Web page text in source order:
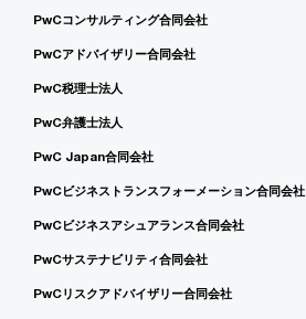
PwCコンサルティング合同会社
PwCアドバイザリー合同会社
PwC税理士法人
PwC弁護士法人
PwC Japan合同会社
PwCビジネストランスフォーメーション合同会社
PwCビジネスアシュアランス合同会社
PwCサステナビリティ合同会社
PwCリスクアドバイザリー合同会社